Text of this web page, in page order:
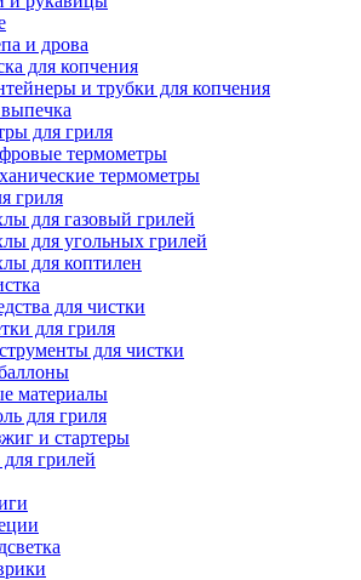
и дрова
для копчения
и трубки для копчения
для гриля
термометры
термометры
гриля
для газовый грилей
для угольных грилей
для коптилен
для чистки
для гриля
для чистки
материалы
для гриля
и стартеры
для грилей